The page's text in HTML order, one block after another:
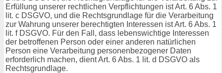
Erfüllung unserer rechtlichen Verpflichtungen ist Art. 6 Abs. 1
lit. c DSGVO, und die Rechtsgrundlage für die Verarbeitung
zur Wahrung unserer berechtigten Interessen ist Art. 6 Abs. 1
lit. f DSGVO. Für den Fall, dass lebenswichtige Interessen
der betroffenen Person oder einer anderen natürlichen
Person eine Verarbeitung personenbezogener Daten
erforderlich machen, dient Art. 6 Abs. 1 lit. d DSGVO als
Rechtsgrundlage.